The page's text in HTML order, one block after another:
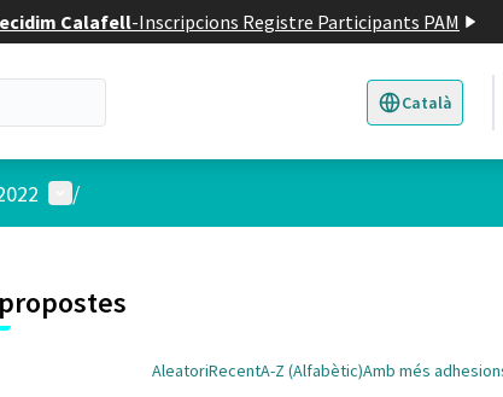
Calafell-Inscripcions Registre Participants PAM
Català
Triar la llengua
Menú d'usuari
/
AleatoriRecentA-Z (Alfabètic)Amb més